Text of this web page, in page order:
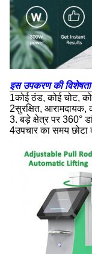
इस उपकरण की
1कोई ठंड, कोई चोट,
2सुरक्षित, आरामदायक,
3. बड़े क्षेत्र पर 360°
4उपचार का समय छोटा